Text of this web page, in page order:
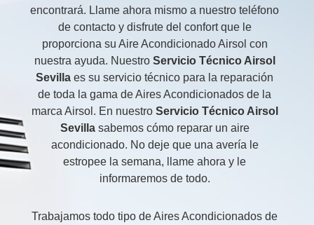
encontrará. Llame ahora mismo a nuestro teléfono
de contacto y disfrute del confort que le
proporciona su Aire Acondicionado Airsol con
nuestra ayuda. Nuestro Servicio Técnico Airsol
Sevilla es su servicio técnico para la reparación
de toda la gama de Aires Acondicionados de la
marca Airsol. En nuestro Servicio Técnico Airsol
Sevilla sabemos cómo reparar un aire
acondicionado. No deje que una avería le
estropee la semana, llame ahora y le
informaremos de todo.
Trabajamos todo tipo de Aires Acondicionados de